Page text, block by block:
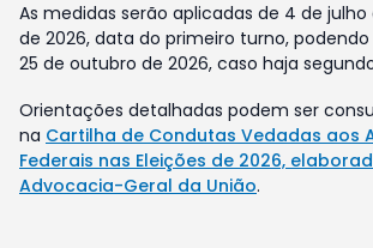
As medidas serão aplicadas de 4 de
de 2026, data do primeiro turno,
25 de outubro de 2026, caso haja
Orientações detalhadas podem ser
na Cartilha de Condutas Vedadas aos
Federais nas Eleições de 2026,
Advocacia-Geral da União.